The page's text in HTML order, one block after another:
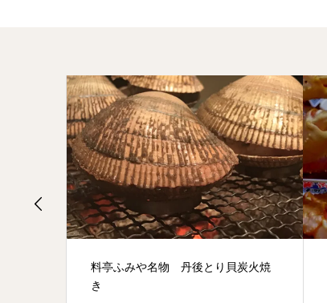
料亭ふみや名物 丹後とり貝炭火焼
き